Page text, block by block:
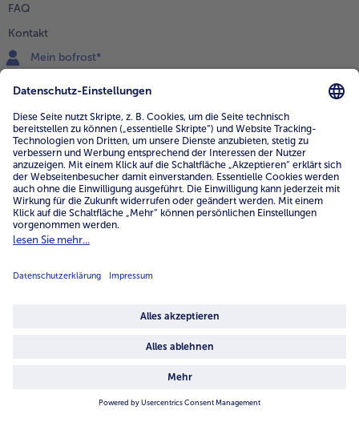
FAQ
Kontakt
Mein bofrost*
0800 - 000 19 18
Mo.-Fr.: 7-21 Uhr Sa: 8-16 Uhr
Service
Unternehmen
Über uns